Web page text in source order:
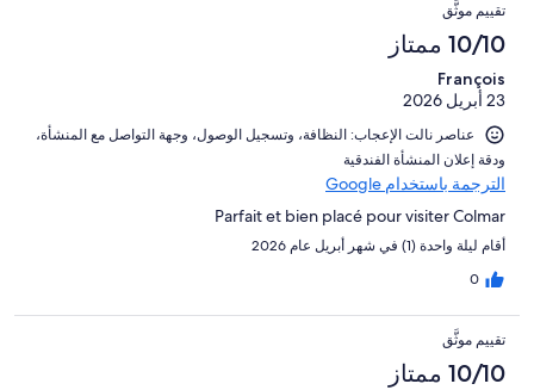
تقييم موثَّق
10/10 ممتاز
François
23 أبريل 2026
عناصر نالت الإعجاب: ⁦النظافة⁩، و⁦تسجيل الوصول⁩، و⁦جهة التواصل مع المنشأة⁩،
و⁦دقة إعلان المنشأة الفندقية⁩
الترجمة باستخدام Google
Parfait et bien placé pour visiter Colmar
أقام ليلة واحدة (1) في شهر أبريل عام 2026
0
تقييم موثَّق
10/10 ممتاز